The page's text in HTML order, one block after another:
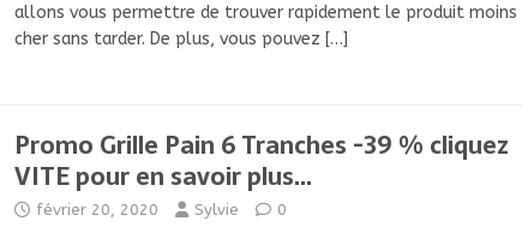
allons vous permettre de trouver rapidement le produit moins
cher sans tarder. De plus, vous pouvez […]
Promo Grille Pain 6 Tranches -39 % cliquez
VITE pour en savoir plus…
février 20, 2020 Sylvie 0